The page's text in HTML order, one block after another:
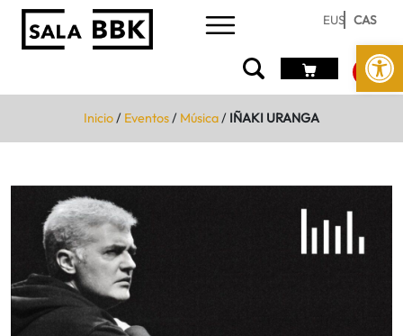
Abrir
EUS CAS
Inicio/ Eventos/ Música/ IÑAKI URANGA